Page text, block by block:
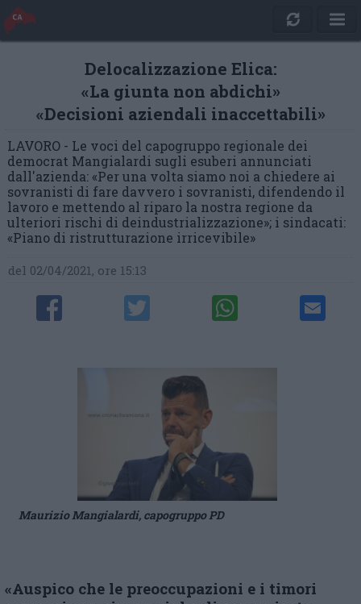
Delocalizzazione Elica:
«La giunta non abdichi»
«Decisioni aziendali inaccettabili»
LAVORO - Le voci del capogruppo regionale dei
democrat Mangialardi sugli esuberi annunciati
dall'azienda: «Per una volta siamo noi a chiedere ai
sovranisti di fare davvero i sovranisti, difendendo il
lavoro e mettendo al riparo la nostra regione da
ulteriori rischi di deindustrializzazione»; i sindacati:
«Piano di ristrutturazione irricevibile»
del 02/04/2021, ore 15:13
Maurizio Mangialardi, capogruppo PD
«Auspico che le preoccupazioni e i timori